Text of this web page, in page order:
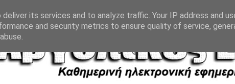
its services and to analyze traffic. Your IP address and
and security metrics to ensure quality of service,